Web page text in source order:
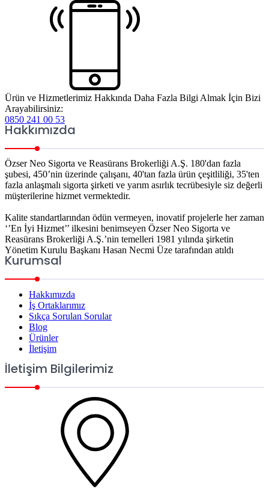
Ürün ve Hizmetlerimiz Hakkında Daha Fazla Bilgi Almak İçin Bizi
Arayabilirsiniz:
0850 241 00 53
Hakkımızda
Özser Neo Sigorta ve Reasürans Brokerliği A.Ş. 180'dan fazla
şubesi, 450’nin üzerinde çalışanı, 40'tan fazla ürün çeşitliliği, 35'ten
fazla anlaşmalı sigorta şirketi ve yarım asırlık tecrübesiyle siz değerli
müşterilerine hizmet vermektedir.
Kalite standartlarından ödün vermeyen, inovatif projelerle her zaman
‘’En İyi Hizmet’’ ilkesini benimseyen Özser Neo Sigorta ve
Reasürans Brokerliği A.Ş.’nin temelleri 1981 yılında şirketin
Yönetim Kurulu Başkanı Hasan Necmi Üze tarafından atıldı
Kurumsal
Hakkımızda
İş Ortaklarımız
Sıkça Sorulan Sorular
Blog
Ürünler
İletişim
İletişim Bilgilerimiz